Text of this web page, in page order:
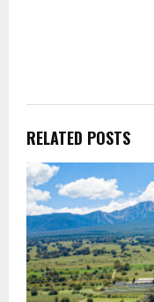
RELATED POSTS